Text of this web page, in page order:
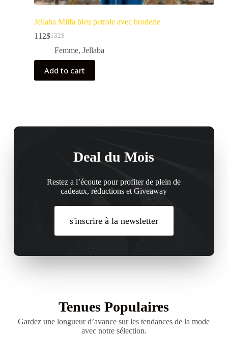
Jellaba Mlifa bleu petrole avec broderie
132$
112$
Femme, Jellaba
Add to cart
Deal du Mois
Restez a l’écoute pour profiter de plein de
cadeaux, réductions et Giveaway
s'inscrire à la newsletter
Tenues Populaires
Gardez une longueur d’avance sur les tendances de la mode
avec notre sélection.